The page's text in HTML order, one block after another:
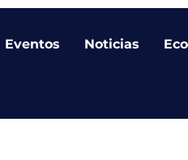
Eventos Noticias